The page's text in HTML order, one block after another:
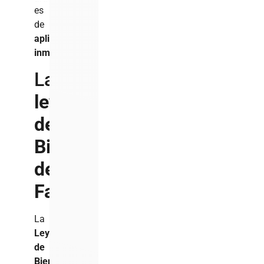
es
de
aplicación
inmediata
La
ley
de
Bien
de
Familia
La
Ley
de
Bien